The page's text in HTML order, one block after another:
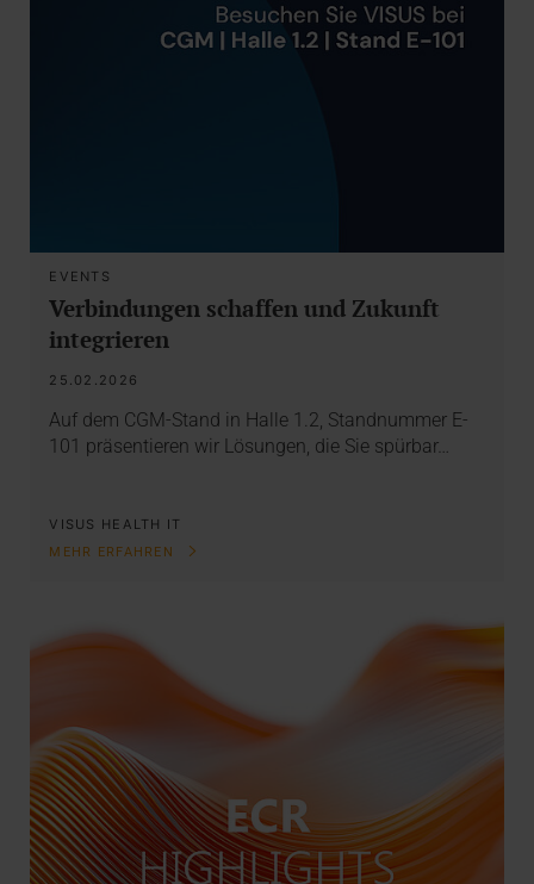
EVENTS
Verbindungen schaffen und Zukunft
integrieren
25.02.2026
Auf dem CGM-Stand in Halle 1.2, Standnummer E-
101 präsentieren wir Lösungen, die Sie spürbar…
VISUS HEALTH IT
MEHR ERFAHREN